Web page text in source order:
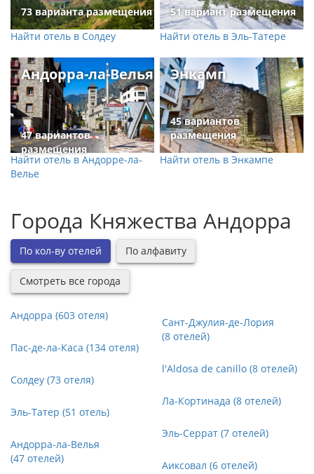
73 варианта размещения
Найти отель в Солдеу
51 вариант размещения
Найти отель в Эль-Татере
Андорра-ла-Велья
47 вариантов
размещения
Найти отель в Андорре-ла-
Велье
Энкамп
45 вариантов
размещения
Найти отель в Энкампе
Города Княжества Андорра
По кол-ву отелей По алфавиту
Смотреть все города
Андорра (603 отеля)
Пас-де-ла-Каса (134 отеля)
Солдеу (73 отеля)
Эль-Татер (51 отель)
Андорра-ла-Велья
(47 отелей)
Сант-Джулия-де-Лория
(8 отелей)
l'Aldosa de canillo (8 отелей)
Ла-Кортинада (8 отелей)
Эль-Серрат (7 отелей)
Аиксовал (6 отелей)